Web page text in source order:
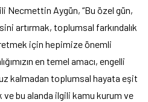
Necmettin Aygün, “Bu özel gün,
artırmak, toplumsal farkındalık
için hepimize önemli
en temel amacı, engelli
kalmadan toplumsal hayata eşit
ve bu alanda ilgili kamu kurum ve